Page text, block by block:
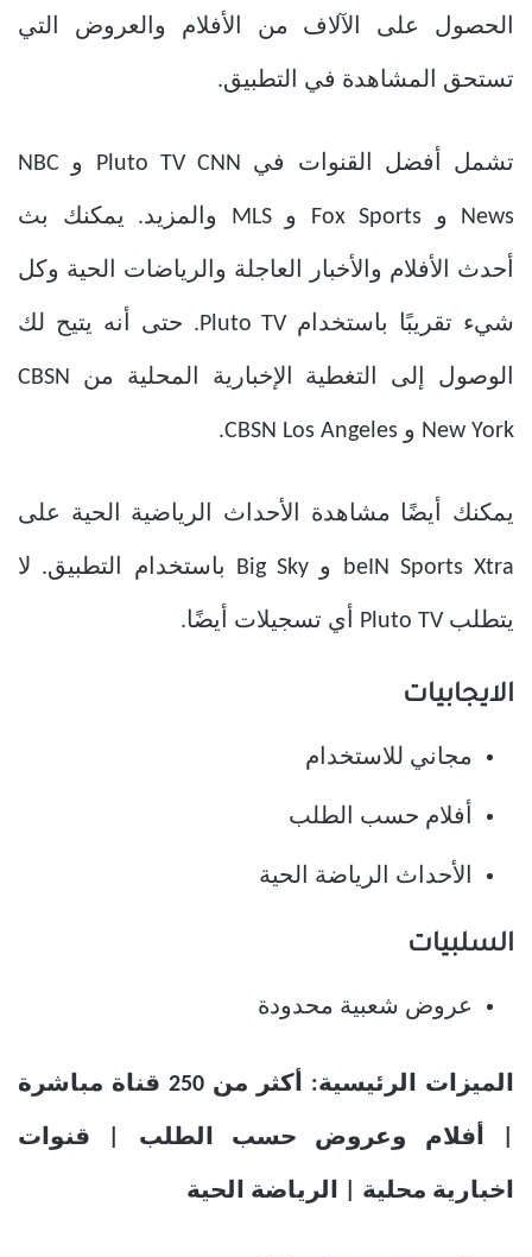
الحصول على الآلاف من الأفلام والعروض التي
تستحق المشاهدة في التطبيق.
تشمل أفضل القنوات في Pluto TV CNN و NBC
News و Fox Sports و MLS والمزيد. يمكنك بث
أحدث الأفلام والأخبار العاجلة والرياضات الحية وكل
شيء تقريبًا باستخدام Pluto TV. حتى أنه يتيح لك
الوصول إلى التغطية الإخبارية المحلية من CBSN
New York و CBSN Los Angeles.
يمكنك أيضًا مشاهدة الأحداث الرياضية الحية على
beIN Sports Xtra و Big Sky باستخدام التطبيق. لا
يتطلب Pluto TV أي تسجيلات أيضًا.
الايجابيات
مجاني للاستخدام
أفلام حسب الطلب
الأحداث الرياضة الحية
السلبيات
عروض شعبية محدودة
الميزات الرئيسية: أكثر من 250 قناة مباشرة
| أفلام وعروض حسب الطلب | قنوات
اخبارية محلية | الرياضة الحية